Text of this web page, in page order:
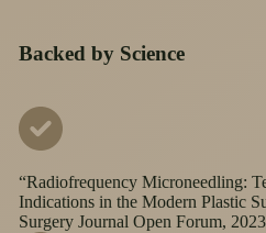
Backed by Science
“Radiofrequency Microneedling:
Indications in the Modern Plastic
Surgery Journal Open Forum,